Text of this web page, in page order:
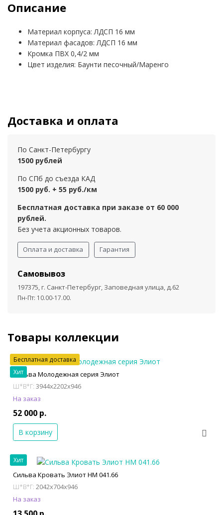
Описание
Материал корпуса: ЛДСП 16 мм
Материал фасадов: ЛДСП 16 мм
Кромка ПВХ 0,4/2 мм
Цвет изделия: Баунти песочный/Маренго
Доставка и оплата
По Санкт-Петербургу
1500 рублей
По СПб до съезда КАД
1500 руб. + 55 руб./км
Бесплатная доставка при заказе от 60 000
рублей.
Без учета акционных товаров.
Оплата и доставка Гарантия
Самовывоз
197375, г. Санкт-Петербург, Заповедная улица, д.62
Пн-Пт: 10.00-17.00.
Товары коллекции
Хит
Бесплатная доставка
Сильва Молодежная серия Элиот
Ш*В*Г: 3944x2202x946
На заказ
52 000 р.
В корзину
Хит
Сильва Кровать Элиот НМ 041.66
Ш*В*Г: 2042x704x946
На заказ